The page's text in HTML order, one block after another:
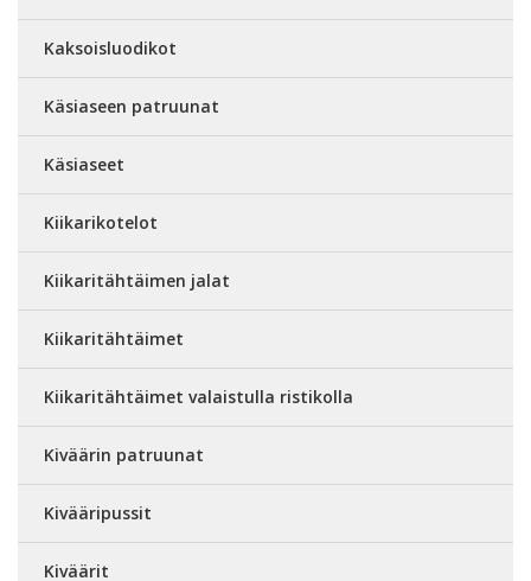
Kaksoisluodikot
Käsiaseen patruunat
Käsiaseet
Kiikarikotelot
Kiikaritähtäimen jalat
Kiikaritähtäimet
Kiikaritähtäimet valaistulla ristikolla
Kiväärin patruunat
Kivääripussit
Kiväärit